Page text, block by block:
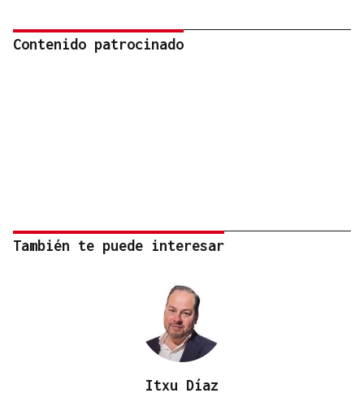
Contenido patrocinado
También te puede interesar
Itxu Díaz